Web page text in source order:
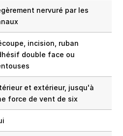
nervuré par les
incision, ruban
double face ou
et extérieur, jusqu'à
force de vent de six